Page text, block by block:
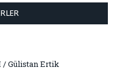
/ Gülistan Ertik